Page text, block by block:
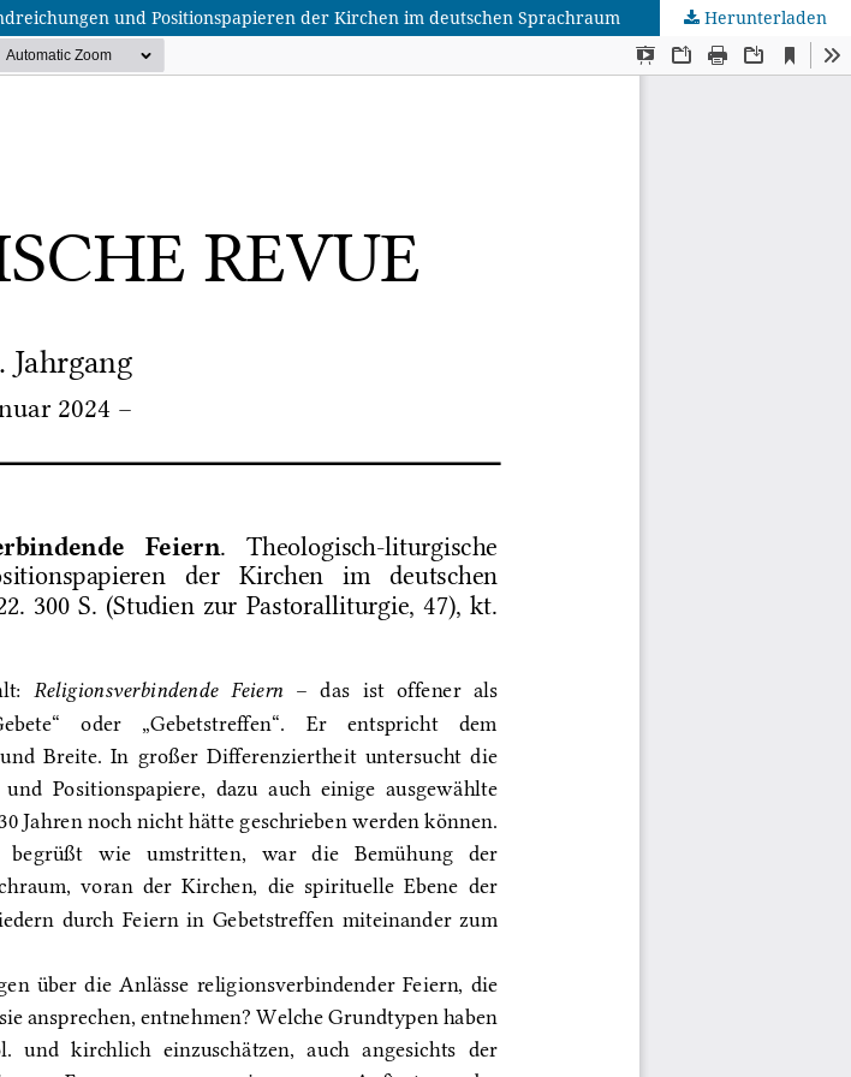
und Positionspapieren der Kirchen im deutschen Sprachraum Herunterladen